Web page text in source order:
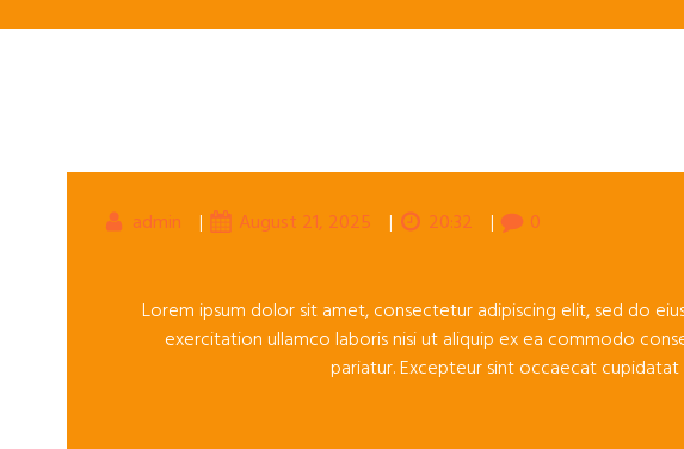
admin | August 21, 2025 | 20:32 | 0
Lorem ipsum dolor sit amet, consectetur adipiscing elit, sed do
exercitation ullamco laboris nisi ut aliquip ex ea commodo
pariatur. Excepteur sint occaecat